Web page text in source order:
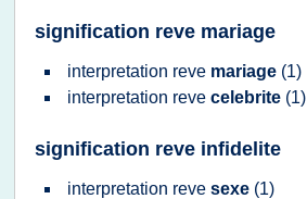
signification reve mariage
interpretation reve mariage (1)
interpretation reve celebrite (1)
signification reve infidelite
interpretation reve sexe (1)